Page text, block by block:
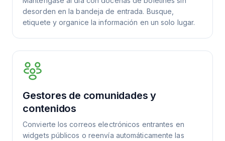
desorden en la bandeja de entrada. Busque,
etiquete y organice la información en un solo lugar.
Gestores de comunidades y
contenidos
Convierte los correos electrónicos entrantes en
widgets públicos o reenvía automáticamente las